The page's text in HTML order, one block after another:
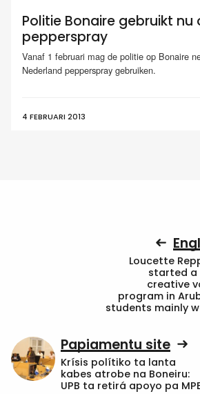
Politie Bonaire gebruikt nu
pepperspray
Vanaf 1 februari mag de politie op Bonaire
Nederland pepperspray gebruiken.
4 FEBRUARI 2013
Loucette
started a
creative
program in
students mainly
Papiamentu site
Krísis polítiko ta lanta
kabes atrobe na Boneiru:
UPB ta retirá apoyo pa